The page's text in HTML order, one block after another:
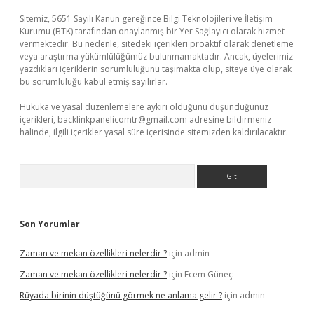
Sitemiz, 5651 Sayılı Kanun gereğince Bilgi Teknolojileri ve İletişim
Kurumu (BTK) tarafından onaylanmış bir Yer Sağlayıcı olarak hizmet
vermektedir. Bu nedenle, sitedeki içerikleri proaktif olarak denetleme
veya araştırma yükümlülüğümüz bulunmamaktadır. Ancak, üyelerimiz
yazdıkları içeriklerin sorumluluğunu taşımakta olup, siteye üye olarak
bu sorumluluğu kabul etmiş sayılırlar.
Hukuka ve yasal düzenlemelere aykırı olduğunu düşündüğünüz
içerikleri, backlinkpanelicomtr@gmail.com adresine bildirmeniz
halinde, ilgili içerikler yasal süre içerisinde sitemizden kaldırılacaktır.
Son Yorumlar
Zaman ve mekan özellikleri nelerdir ? için admin
Zaman ve mekan özellikleri nelerdir ? için Ecem Güneç
Rüyada birinin düştüğünü görmek ne anlama gelir ? için admin